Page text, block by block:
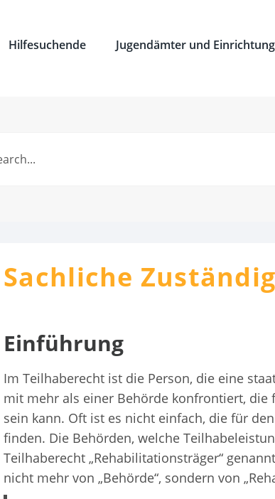
Hilfesuchende Jugendämter und
Sachliche
Einführung
Im Teilhaberecht ist die Person, die eine
mit mehr als einer Behörde konfrontiert, die
sein kann. Oft ist es nicht einfach, die für
finden. Die Behörden, welche
Teilhaberecht „Rehabilitationsträger“
nicht mehr von „Behörde“, sondern von